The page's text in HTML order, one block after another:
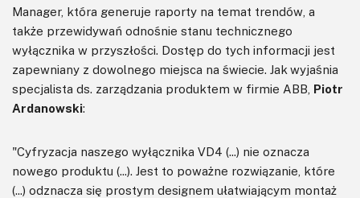
Manager, która generuje raporty na temat trendów, a
także przewidywań odnośnie stanu technicznego
wyłącznika w przyszłości. Dostęp do tych informacji jest
zapewniany z dowolnego miejsca na świecie. Jak wyjaśnia
specjalista ds. zarządzania produktem w firmie ABB, Piotr
Ardanowski:
"Cyfryzacja naszego wyłącznika VD4 (...) nie oznacza
nowego produktu (...). Jest to poważne rozwiązanie, które
(...) odznacza się prostym designem ułatwiającym montaż